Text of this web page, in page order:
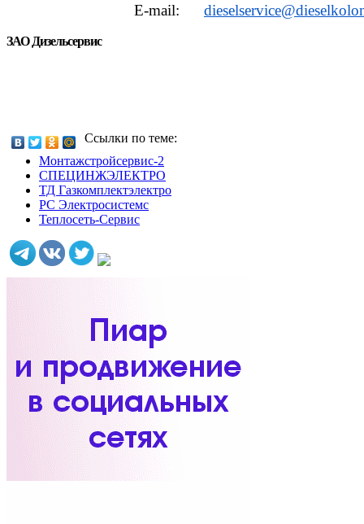
E-mail:
ЗАО Дизельсервис
Ссылки по теме:
Монтажстройсервис-2
СПЕЦИНЖЭЛЕКТРО
ТД Газкомплектэлектро
РС Электросистемс
Теплосеть-Сервис